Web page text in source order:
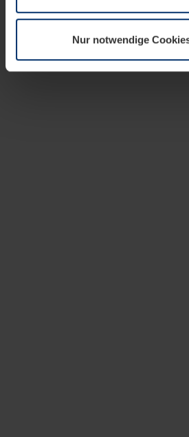
wir Ihre Erlaubnis. Ihre Einwilligung
Datenschutzerklärungunserer
widerrufen.
Nur notwendige